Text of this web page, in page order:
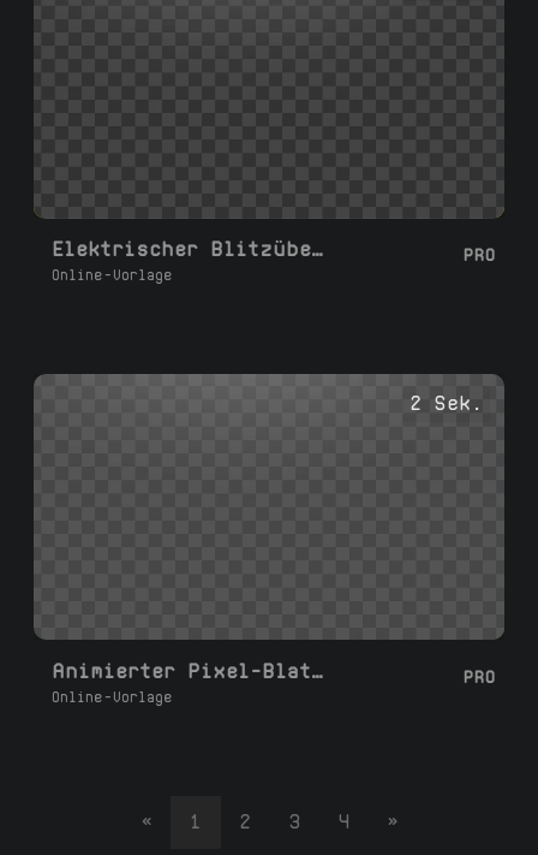
Elektrischer Blitzübergang
Online-Vorlage
PRO
2 Sek.
Animierter Pixel-Blatt-Stinger
Online-Vorlage
PRO
« 1 2 3 4 »